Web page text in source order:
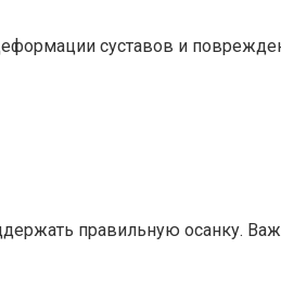
суставов и
правильную осанку.